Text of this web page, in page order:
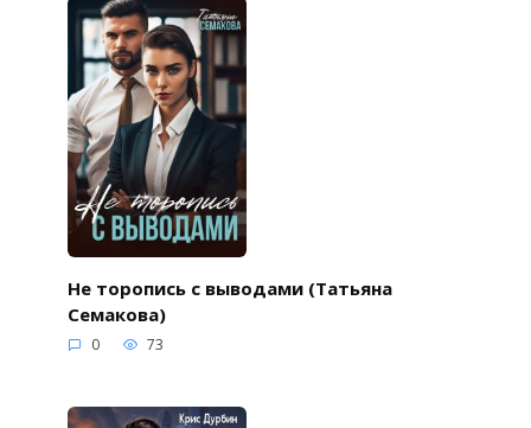
Не торопись с выводами (Татьяна
Семакова)
0 73